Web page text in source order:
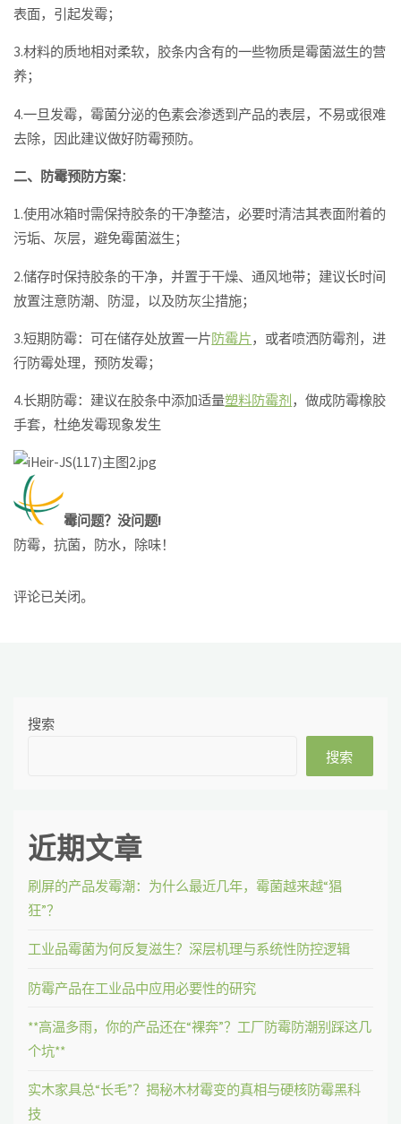
表面，引起发霉；
3.材料的质地相对柔软，胶条内含有的一些物质是霉菌滋生的营
养；
4.一旦发霉，霉菌分泌的色素会渗透到产品的表层，不易或很难
去除，因此建议做好防霉预防。
二、防霉预防方案：
1.使用冰箱时需保持胶条的干净整洁，必要时清洁其表面附着的
污垢、灰层，避免霉菌滋生；
2.储存时保持胶条的干净，并置于干燥、通风地带；建议长时间
放置注意防潮、防湿，以及防灰尘措施；
3.短期防霉：可在储存处放置一片防霉片，或者喷洒防霉剂，进
行防霉处理，预防发霉；
4.长期防霉：建议在胶条中添加适量塑料防霉剂，做成防霉橡胶
手套，杜绝发霉现象发生
霉问题？没问题!
防霉，抗菌，防水，除味！
评论已关闭。
搜索
搜索
近期文章
刷屏的产品发霉潮：为什么最近几年，霉菌越来越“猖
狂”？
工业品霉菌为何反复滋生？深层机理与系统性防控逻辑
防霉产品在工业品中应用必要性的研究
**高温多雨，你的产品还在“裸奔”？工厂防霉防潮别踩这几
个坑**
实木家具总“长毛”？揭秘木材霉变的真相与硬核防霉黑科
技